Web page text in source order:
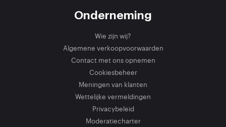
Onderneming
Wie zijn wij?
Algemene verkoopvoorwaarden
Contact met ons opnemen
Cookiesbeheer
Meningen van klanten
Wettelijke vermeldingen
Privacybeleid
Moderatiecharter